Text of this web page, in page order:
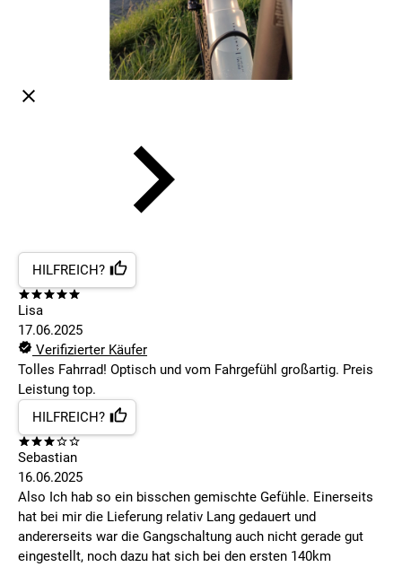
HILFREICH?
Lisa
17.06.2025
Verifizierter Käufer
Tolles Fahrrad! Optisch und vom Fahrgefühl großartig. Preis
Leistung top.
HILFREICH?
Sebastian
16.06.2025
Also Ich hab so ein bisschen gemischte Gefühle. Einerseits
hat bei mir die Lieferung relativ Lang gedauert und
andererseits war die Gangschaltung auch nicht gerade gut
eingestellt, noch dazu hat sich bei den ersten 140km